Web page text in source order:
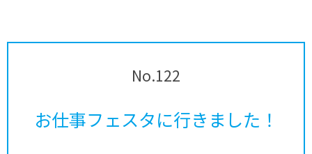
No.122
お仕事フェスタに行きました！